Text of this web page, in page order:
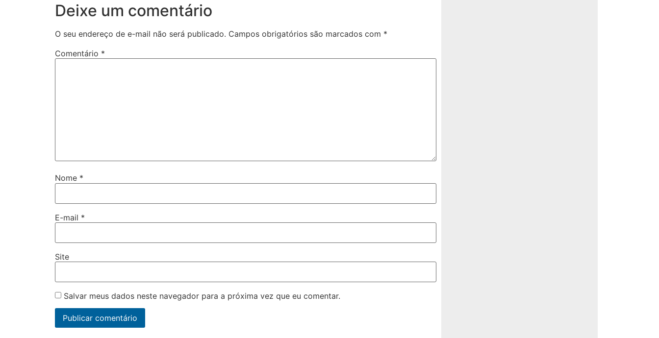
Deixe um comentário
O seu endereço de e-mail não será publicado. Campos obrigatórios são marcados com *
Comentário *
Nome *
E-mail *
Site
Salvar meus dados neste navegador para a próxima vez que eu comentar.